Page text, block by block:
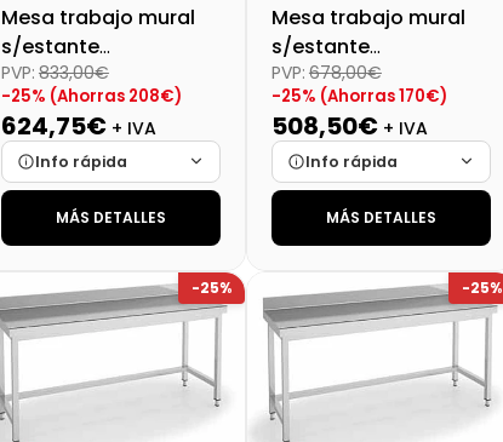
Mesa trabajo mural
s/estante
desmontado
Dim:2200X600X850
PVP: 833,00€
-25% (Ahorras 208€)
624,75€ + IVA
Info rápida
Marca
Cargando…
DisponibilidadCargando…
Precio final (+21%)
MÁS DETALLES
Mesa trabajo mural
s/estante
desmontado
Dim:2000X600X850
PVP: 678,00€
-25% (Ahorras 170€)
508,50€ + IVA
Info rápida
Marca
Cargando…
DisponibilidadCargando…
Precio final (+21%)
MÁS DETALLES
-25% -25%